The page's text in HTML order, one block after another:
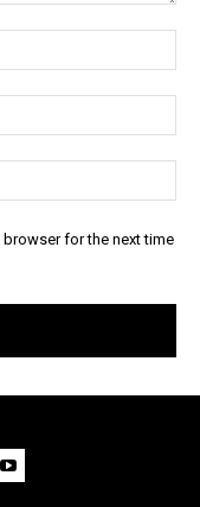
browser for the next time